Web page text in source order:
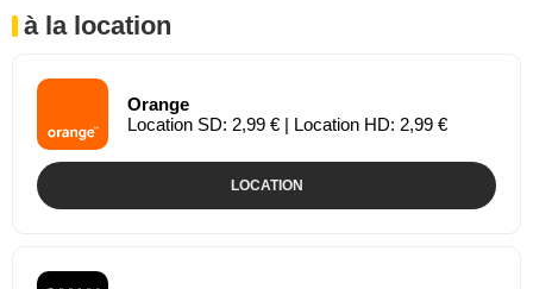
à la location
Orange
Location SD: 2,99 € | Location HD: 2,99 €
LOCATION